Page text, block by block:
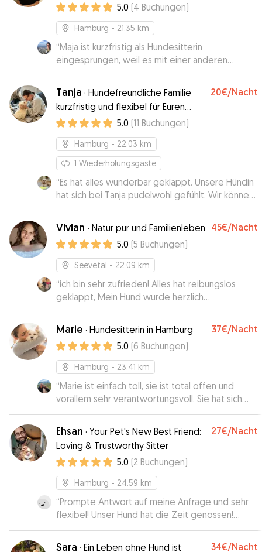
5.0 (4 Buchungen)
Hamburg - 21.35 km
“Maja ist kurzfristig als Hundesitterin
eingesprungen, weil es mit einer anderen
Sitterin nicht geklappt hat. Die Kommunikation
war super und Maja hat spontan Aaron
übernommen, ohne ihn zu kennen. Ich wäre
absolut aufgeschmissen gewesen und bin ihr so
dankbar. Aaron hat sich sehr wohlgefühlt und ich
würde ihn jederzeit wieder zu Maja bringen.
Einfach eine tolle Person mit ganz viel Empathie,
vielen Dank nochmal 🥰”
Tanja · Hundefreundliche Familie
kurzfristig und flexibel für Euren
Vierbeiner bereit!
20€/Nacht
5.0 (11 Buchungen)
Hamburg - 22.03 km
1 Wiederholungsgäste
“Es hat alles wunderbar geklappt. Unsere Hündin
hat sich bei Tanja pudelwohl gefühlt. Wir können
sie uneingeschränkt weiterempfehlen und
buchen sie auch gerne wieder.
Vivian · Natur pur und Familienleben 45€/Nacht
5.0 (5 Buchungen)
Seevetal - 22.09 km
“ich bin sehr zufrieden! Alles hat reibungslos
geklappt, Mein Hund wurde herzlich
aufgenommen und sein Frauchen mit Bildern auf
dem Laufenden gehalten. Gerne wieder!”
Marie · Hundesitterin in Hamburg 37€/Nacht
5.0 (6 Buchungen)
Hamburg - 23.41 km
“Marie ist einfach toll, sie ist total offen und
vorallem sehr verantwortungsvoll. Sie hat sich
sehr um unseren Jimi gekümmert, war sehr
flexibel und verantwortungsvoll. Jimi war sehr
glücklich bei ihr! Gerne jederzeit wieder!!!”
Ehsan · Your Pet's New Best Friend:
Loving & Trustworthy Sitter
27€/Nacht
5.0 (2 Buchungen)
Hamburg - 24.59 km
“Prompte Antwort auf meine Anfrage und sehr
flexibel! Unser Hund hat die Zeit genossen!
Kommen gerne wieder 😁”
Sara · Ein Leben ohne Hund ist 34€/Nacht